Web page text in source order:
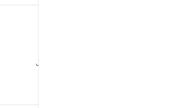
تابع GooglePlayBiz @للحصول